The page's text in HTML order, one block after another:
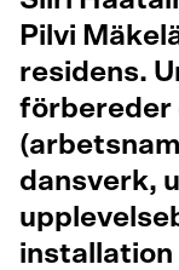
Pilvi
residens.
förbereder
dansverk,
installation